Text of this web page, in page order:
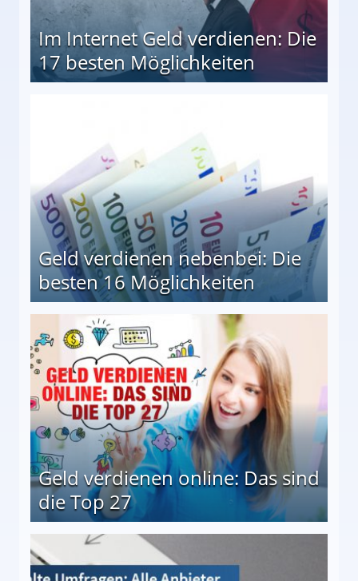
Im Internet Geld verdienen: Die
17 besten Möglichkeiten
Geld verdienen nebenbei: Die
besten 16 Möglichkeiten
Geld verdienen online: Das sind
die Top 27